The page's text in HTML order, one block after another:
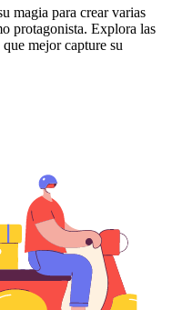
magia para crear varias
protagonista. Explora las
mejor capture su